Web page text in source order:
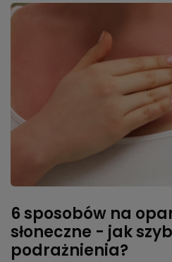
6 sposobów na
słoneczne - jak
podrażnienia?